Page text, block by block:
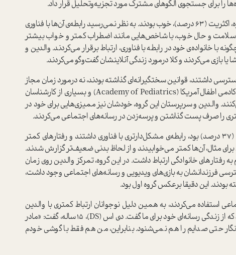
را برای جستجوی الگوهای مشترک مورد تجزیه‌وتحلیل قرار داد.
در این تحقیق، دو گروه متمایز وجود داشتند. یک گروه، اکثریت (63 درصد)، خوب بودند. به نظر نمی‌رسید رابطه‌ی آن‌ها با فناوری
از سلامت و حال خوب، با شاخص‌هایی مانند اضطراب کمتر و خواب بیشتر
با خانواده‌ی خود در رابطه با فناوری، ارتباط برقرار می‌کردند. والدین و
بازی می‌کردند و کلا درمورد زندگی آنلاینشان گفت‌وگو می‌کردند.
داشتند، قوانین سختگیرانه‌ای گذاشته بودند، نه درمورد زمان مجاز
به استفاده از نمایشگرها. این همان چیزی است که آکادمی اطفال آمریکا (Academy of Pediatrics) و بسیاری از کارشناسان
والدین و سرپرستان این گروه، خودشان نیز ممیزی‌هایی برای خود در
را صرف پست گذاشتن و پرسه‌زدن در رسانه‌های اجتماعی می‌کردند.
گروه دیگر در مطالعه‌ی مورنو که شامل تعداد کمتری (37 درصد) بود، رابطه‌ی مشکل‌دارتری با فناوری داشتند و رفتارهای کمتر
مثال، آن‌ها کمتر می‌خوابیدند و از لحاظ بدنی ضعیف‌تر گزارش شدند.
رفتارهای خانوادگی ارتباط داشت. در این گروه، تمرکز والدین روی زمان
فرزندانشان به بازی‌های ویدیویی و رسانه‌های اجتماعی وجود داشت،
بودند. این دقیقا برعکس گروه اول بود.
استفاده می‌کردند، به همین دلیل نوجوانان ارتباط کمتری با والدین
خود داشتند. این تجربه توسط نوجوانی تکرار می‌شد که از زندگی رسانه‌ای خود برای ما گفت. دی اس (DS)، 15 ساله، گفت: «مادر
حتی صدایم را هم نمی‌شنود. بنابراین، من هم فقط با گوشی خودم